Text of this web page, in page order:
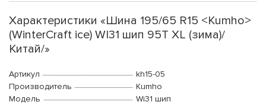
Характеристики «Шина 195/65 R15 <Kumho>
(WinterCraft ice) WI31 шип 95T XL (зима)/
Китай/»
Артикул
kh15-05
Производитель
Kumho
Модель
Wi31 шип